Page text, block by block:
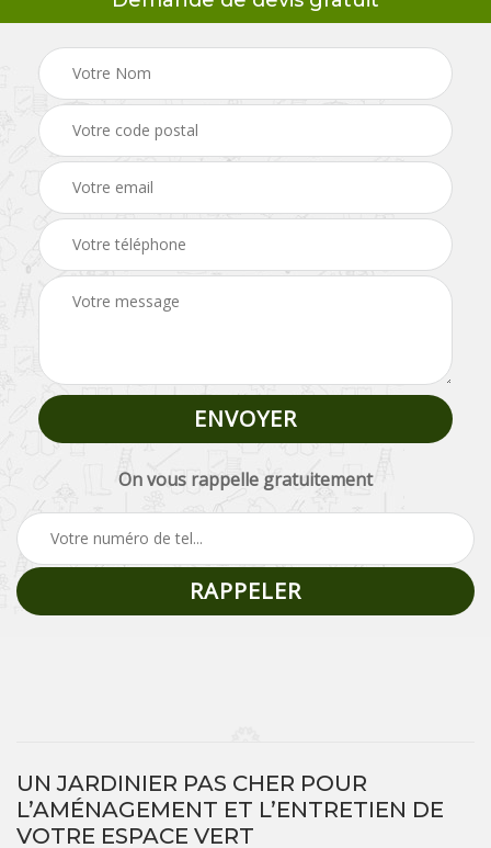
On vous rappelle gratuitement
UN JARDINIER PAS CHER POUR
L’AMÉNAGEMENT ET L’ENTRETIEN DE
VOTRE ESPACE VERT